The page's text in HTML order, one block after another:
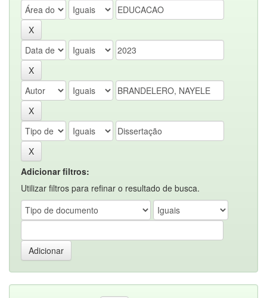
Adicionar filtros:
Utilizar filtros para refinar o resultado de busca.